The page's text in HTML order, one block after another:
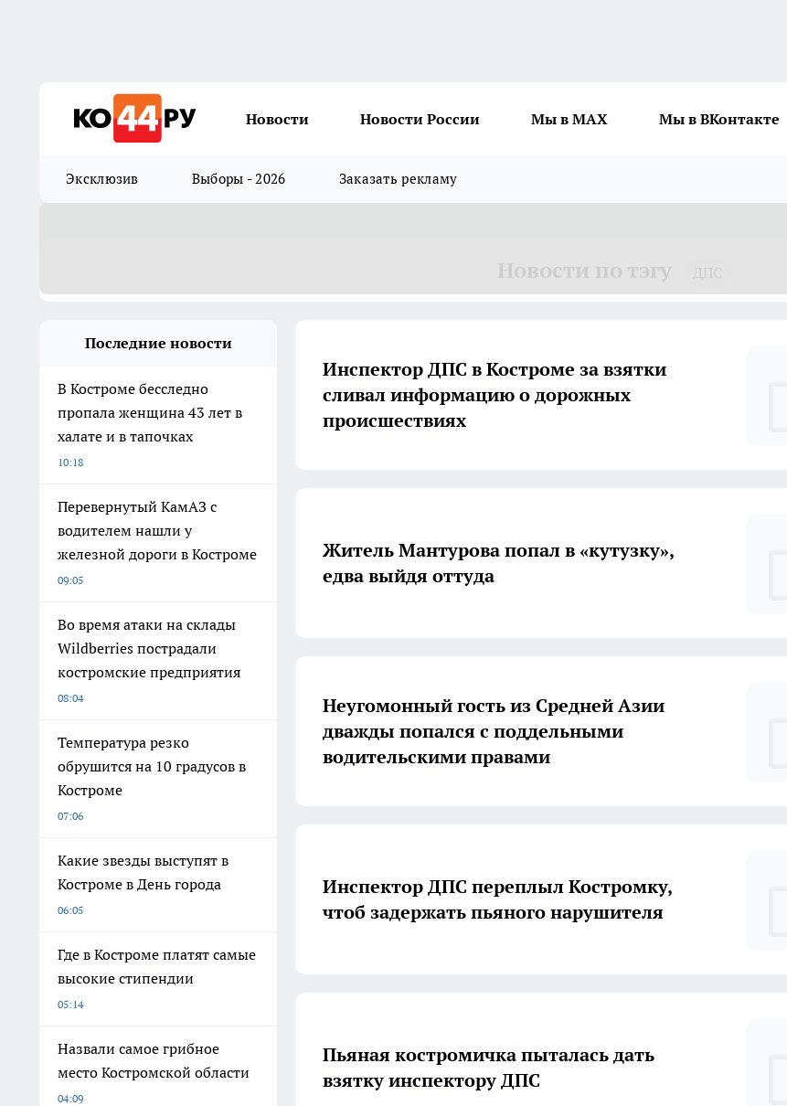
Новости Новости России Мы в MAX Мы в ВКонтакте
Эксклюзив Выборы - 2026 Заказать рекламу
Последние новости
В Костроме бесследно
пропала женщина 43 лет в
халате и в тапочках
10:18
Перевернутый КамАЗ с
водителем нашли у
железной дороги в Костроме
09:05
Во время атаки на склады
Wildberries пострадали
костромские предприятия
08:04
Температура резко
обрушится на 10 градусов в
Костроме
07:06
Какие звезды выступят в
Костроме в День города
06:05
Где в Костроме платят самые
высокие стипендии
05:14
Назвали самое грибное
место Костромской области
04:09
Инспектор ДПС в Костроме за взятки
сливал информацию о дорожных
происшествиях
Житель Мантурова попал в «кутузку»,
едва выйдя оттуда
Неугомонный гость из Средней Азии
дважды попался с поддельными
водительскими правами
Инспектор ДПС переплыл Костромку,
чтоб задержать пьяного нарушителя
Пьяная костромичка пыталась дать
взятку инспектору ДПС